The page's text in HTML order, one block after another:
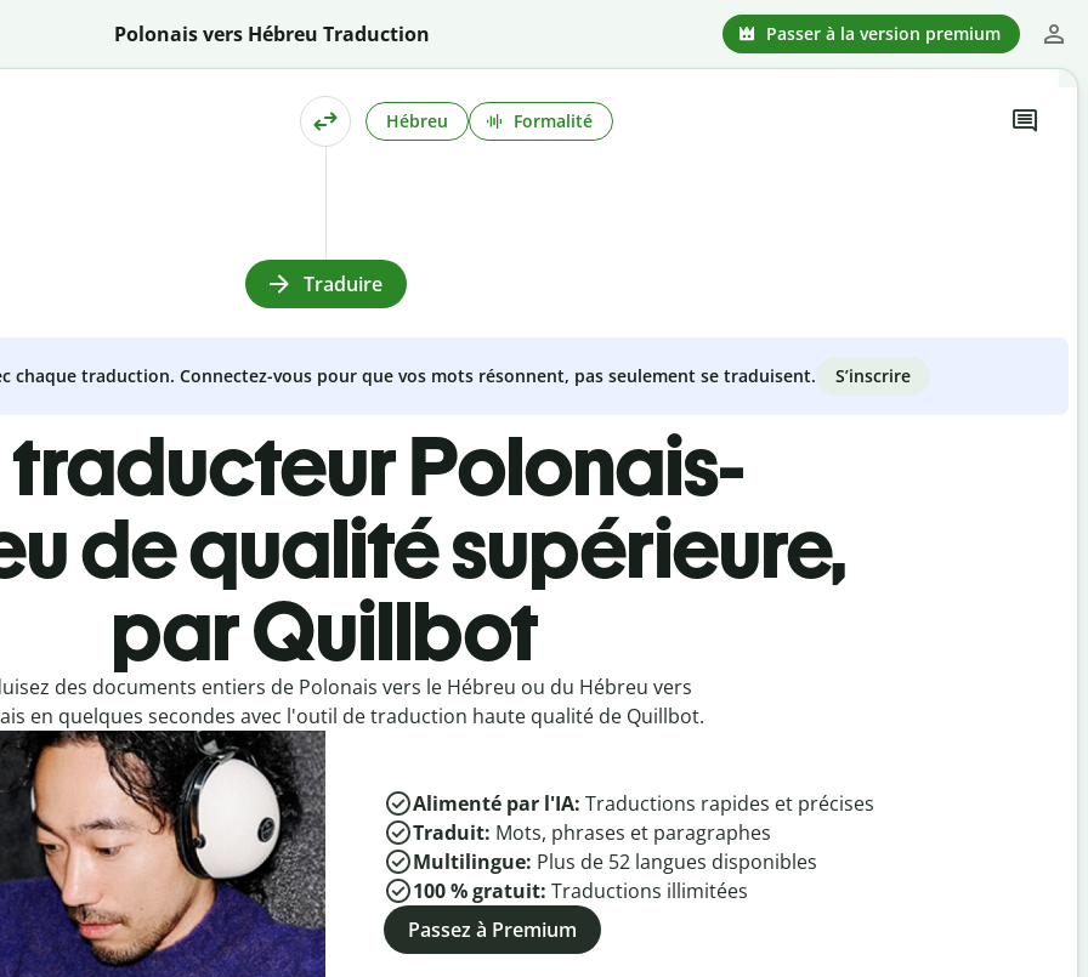
Polonais vers Hébreu Traduction Passer à la version premium
Hébreu Formalité
Traduire
chaque traduction. Connectez-vous pour que vos mots résonnent, pas seulement se traduisent. S’inscrire
traducteur Polonais-
de qualité supérieure,
par Quillbot
des documents entiers de Polonais vers le Hébreu ou du Hébreu vers
en quelques secondes avec l'outil de traduction haute qualité de Quillbot.
Alimenté par l'IA: Traductions rapides et précises
Traduit: Mots, phrases et paragraphes
Multilingue: Plus de 52 langues disponibles
100 % gratuit: Traductions illimitées
Passez à Premium